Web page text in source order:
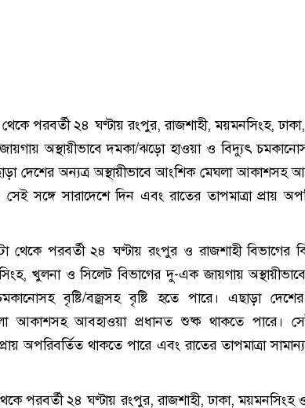
পরবর্তী ২৪ ঘণ্টায় রংপুর, রাজশাহী, ময়মনসিংহ, ঢাকা,
অস্থায়ীভাবে দমকা/ঝড়ো হাওয়া ও বিদ্যুৎ
দেশের অন্যত্র অস্থায়ীভাবে আংশিক মেঘলা আকাশসহ
সঙ্গে সারাদেশে দিন এবং রাতের তাপমাত্রা প্রায়
থেকে পরবর্তী ২৪ ঘণ্টায় রংপুর ও রাজশাহী বিভাগের
খুলনা ও সিলেট বিভাগের দু-এক জায়গায়
বৃষ্টি/বজ্রসহ বৃষ্টি হতে পারে। এছাড়া
আকাশসহ আবহাওয়া প্রধানত শুষ্ক থাকতে পারে।
অপরিবর্তিত থাকতে পারে এবং রাতের তাপমাত্রা
পরবর্তী ২৪ ঘণ্টায় রংপুর, রাজশাহী, ঢাকা, ময়মনসিংহ